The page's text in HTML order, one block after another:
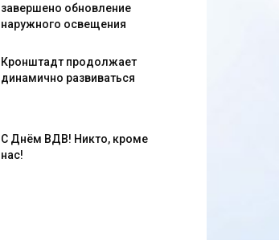
завершено обновление
наружного освещения
Кронштадт продолжает
динамично развиваться
С Днём ВДВ! Никто, кроме
нас!